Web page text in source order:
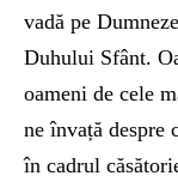
vadă pe
Duhului Sfânt.
oameni de cele
ne învață despre
în cadrul